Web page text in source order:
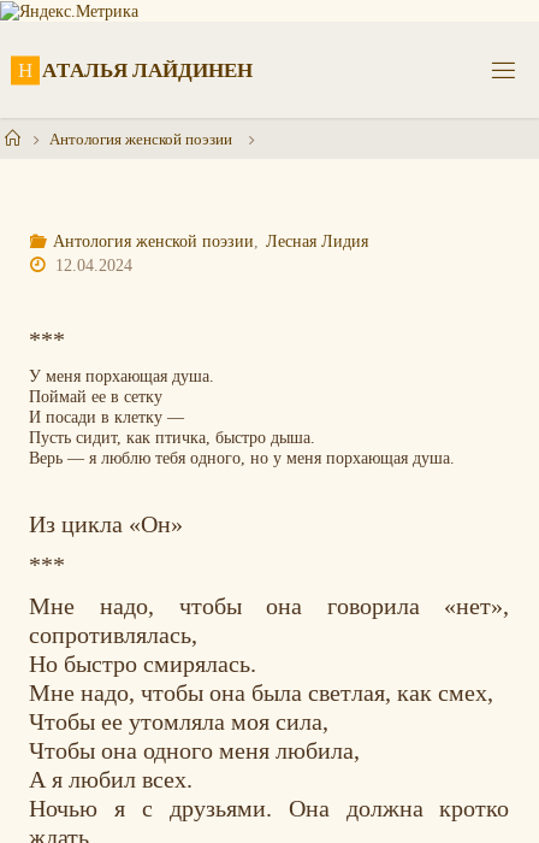
Перейти
Н АТАЛЬЯ ЛАЙДИНЕН
ГлавнаяАнтология женской поэзии
Антология женской поэзии
Лесная Лидия
12.04.2024
***
У меня порхающая душа.
Поймай ее в сетку
И посади в клетку —
Пусть сидит, как птичка, быстро дыша.
Верь — я люблю тебя одного,но у меня порхающая душа.
Из цикла «Он»
***
Мне надо, чтобы она говорила «нет»,
сопротивлялась,
Но быстро смирялась.
Мне надо, чтобы она была светлая, как смех,
Чтобы ее утомляла моя сила,
Чтобы она одного меня любила,
А я любил всех.
Ночью я с друзьями. Она должна кротко
ждать